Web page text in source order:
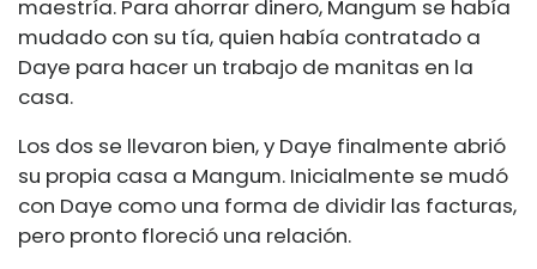
maestría. Para ahorrar dinero, Mangum se había
mudado con su tía, quien había contratado a
Daye para hacer un trabajo de manitas en la
casa.
Los dos se llevaron bien, y Daye finalmente abrió
su propia casa a Mangum. Inicialmente se mudó
con Daye como una forma de dividir las facturas,
pero pronto floreció una relación.